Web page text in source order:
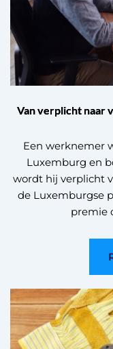
Van verplicht naar
Een werknemer
Luxemburg en
wordt hij verplicht
de Luxemburgse
premie